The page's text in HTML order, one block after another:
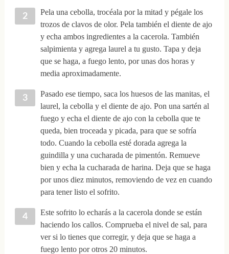
Pela una cebolla, trocéala por la mitad y pégale los
trozos de clavos de olor. Pela también el diente de ajo
y echa ambos ingredientes a la cacerola. También
salpimienta y agrega laurel a tu gusto. Tapa y deja
que se haga, a fuego lento, por unas dos horas y
media aproximadamente.
Pasado ese tiempo, saca los huesos de las manitas, el
laurel, la cebolla y el diente de ajo. Pon una sartén al
fuego y echa el diente de ajo con la cebolla que te
queda, bien troceada y picada, para que se sofría
todo. Cuando la cebolla esté dorada agrega la
guindilla y una cucharada de pimentón. Remueve
bien y echa la cucharada de harina. Deja que se haga
por unos diez minutos, removiendo de vez en cuando
para tener listo el sofrito.
Este sofrito lo echarás a la cacerola donde se están
haciendo los callos. Comprueba el nivel de sal, para
ver si lo tienes que corregir, y deja que se haga a
fuego lento por otros 20 minutos.